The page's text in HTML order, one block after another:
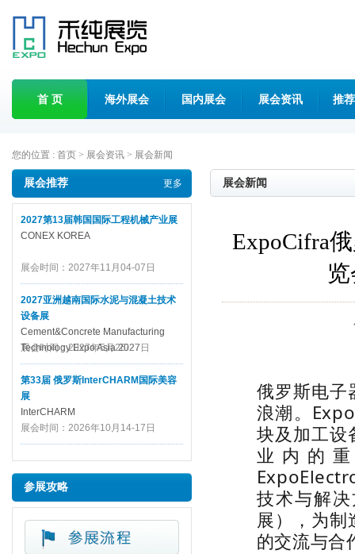
首 页 海外展会 国内展会 展会资讯 推
您的位置 : 首页 > 展会资讯 > 展会新闻
展会推荐 更多
2027第13届韩国国际工程机械产业展
CONEX KOREA
展会时间：2027年11月04-07日
2027亚洲越南国际水泥与混凝土技术
设备展
Cement&Concrete Manufacturing
Technology Expo Asia 2027
展会时间：2027年5月26-27日
第33届 俄罗斯InterCHARM国际美容
展
InterCHARM
展会时间：2026年10月14-17日
参展攻略
展会新闻
ExpoCifra
俄罗斯电子
浪潮。
块及加工设
业内的
技术与解
展），为
的交流与合